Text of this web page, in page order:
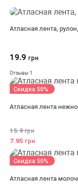
Атласная лента,
19.9 грн
Отзывы 1
Атласная лента
15.9грн
7.95 грн
Скидка 50%
Атласная лента
Скидка 50%